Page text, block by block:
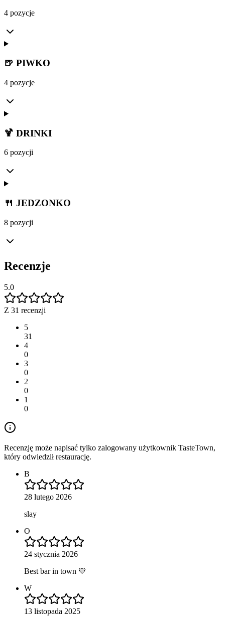
4 pozycje
🍺 PIWKO
4 pozycje
🍹 DRINKI
6 pozycji
🍴 JEDZONKO
8 pozycji
Recenzje
5.0
Z 31 recenzji
5
31
4
0
3
0
2
0
1
0
Recenzję może napisać tylko zalogowany użytkownik TasteTown,
który odwiedził restaurację.
B
28 lutego 2026
slay
O
24 stycznia 2026
Best bar in town 💙
W
13 listopada 2025